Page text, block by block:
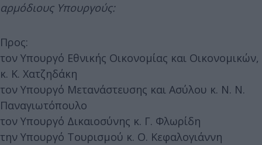
αρμόδιους Υπουργούς:
Προς:
τον Υπουργό Εθνικής Οικονομίας και Οικονομικών,
κ. Κ. Χατζηδάκη
τον Υπουργό Μετανάστευσης και Ασύλου κ. Ν. Ν.
Παναγιωτόπουλο
τον Υπουργό Δικαιοσύνης κ. Γ. Φλωρίδη
την Υπουργό Τουρισμού κ. Ο. Κεφαλογιάννη